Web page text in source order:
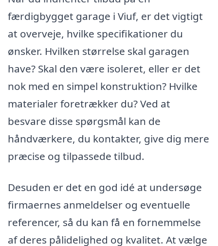
færdigbygget garage i Viuf, er det vigtigt
at overveje, hvilke specifikationer du
ønsker. Hvilken størrelse skal garagen
have? Skal den være isoleret, eller er det
nok med en simpel konstruktion? Hvilke
materialer foretrækker du? Ved at
besvare disse spørgsmål kan de
håndværkere, du kontakter, give dig mere
præcise og tilpassede tilbud.
Desuden er det en god idé at undersøge
firmaernes anmeldelser og eventuelle
referencer, så du kan få en fornemmelse
af deres pålidelighed og kvalitet. At vælge